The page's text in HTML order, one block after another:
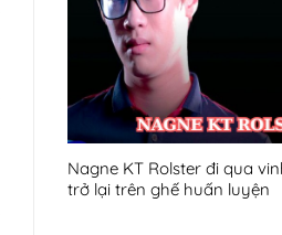
Nagne KT Rolster đi qua
trở lại trên ghế huấn luyện